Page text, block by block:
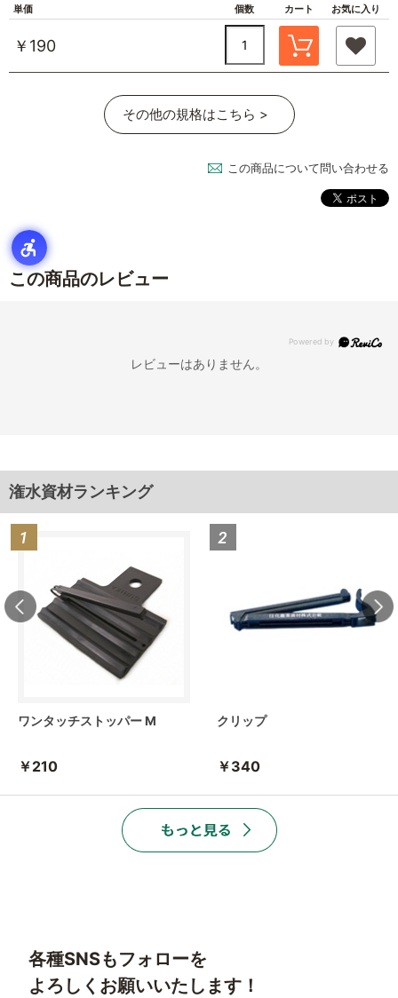
単価 個数 カート お気に入り
￥190
その他の規格はこちら >
この商品について問い合わせる
この商品のレビュー
レビューはありません。
潅水資材ランキング
ワンタッチストッパー M
￥210
クリップ
￥340
各種SNSもフォローを
よろしくお願いいたします！